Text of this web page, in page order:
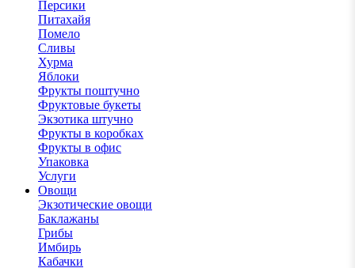
Персики
Питахайя
Помело
Сливы
Хурма
Яблоки
Фрукты поштучно
Фруктовые букеты
Экзотика штучно
Фрукты в коробках
Фрукты в офис
Упаковка
Услуги
Овощи
Экзотические овощи
Баклажаны
Грибы
Имбирь
Кабачки